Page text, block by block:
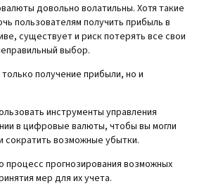
довольно волатильны. Хотя такие
пользователям получить прибыль в
существует и риск потерять все свои
выбор.
получение прибыли, но и
инструменты управления
в цифровые валюты, чтобы вы могли
сократить возможные убытки.
процесс прогнозирования возможных
мер для их учета.